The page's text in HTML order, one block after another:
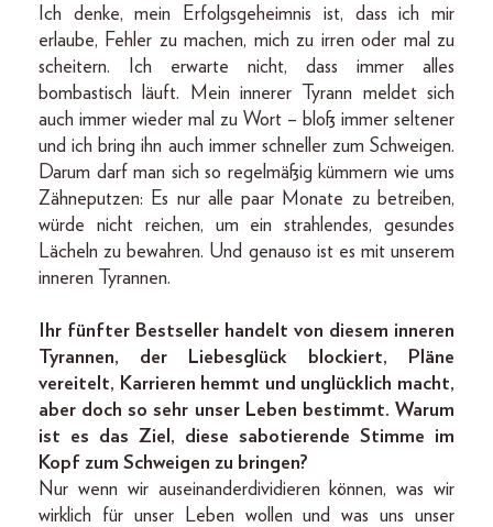
Ich denke, mein Erfolgsgeheimnis ist, dass ich mir
erlaube, Fehler zu machen, mich zu irren oder mal zu
scheitern. Ich erwarte nicht, dass immer alles
bombastisch läuft. Mein innerer Tyrann meldet sich
auch immer wieder mal zu Wort – bloß immer seltener
und ich bring ihn auch immer schneller zum Schweigen.
Darum darf man sich so regelmäßig kümmern wie ums
Zähneputzen: Es nur alle paar Monate zu betreiben,
würde nicht reichen, um ein strahlendes, gesundes
Lächeln zu bewahren. Und genauso ist es mit unserem
inneren Tyrannen.
Ihr fünfter Bestseller handelt von diesem inneren
Tyrannen, der Liebesglück blockiert, Pläne
vereitelt, Karrieren hemmt und unglücklich macht,
aber doch so sehr unser Leben bestimmt. Warum
ist es das Ziel, diese sabotierende Stimme im
Kopf zum Schweigen zu bringen?
Nur wenn wir auseinanderdividieren können, was wir
wirklich für unser Leben wollen und was uns unser